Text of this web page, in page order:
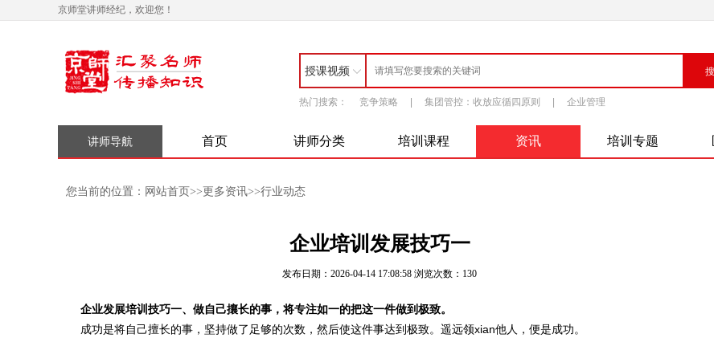
京师堂讲师经纪，欢迎您！
授课视频
热门搜索： 竞争策略 集团管控：收放应循四原则 企业管理
首页 讲师分类 培训课程 资讯 培训专题
讲师导航
您当前的位置： 网站首页>>更多资讯>>行业动态
企业培训发展技巧一
发布日期：2026-04-14 17:08:58 浏览次数： 130
企业发展培训技巧一、做自己攘长的事，将专注如一的把这一件做到极致。
成功是将自己擅长的事，坚持做了足够的次数，然后使这件事达到极致。遥远领xian他人，便是成功。